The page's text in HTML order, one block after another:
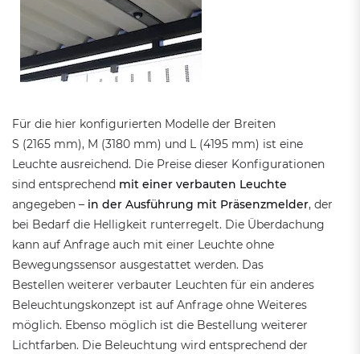
Für die hier konfigurierten Modelle der Breiten
S (2165 mm), M (3180 mm) und L (4195 mm) ist eine
Leuchte ausreichend. Die Preise dieser Konfigurationen
sind entsprechend mit einer verbauten Leuchte
angegeben – in der Ausführung mit Präsenzmelder, der
bei Bedarf die Helligkeit runterregelt. Die Überdachung
kann auf Anfrage auch mit einer Leuchte ohne
Bewegungssensor ausgestattet werden. Das
Bestellen weiterer verbauter Leuchten für ein anderes
Beleuchtungskonzept ist auf Anfrage ohne Weiteres
möglich. Ebenso möglich ist die Bestellung weiterer
Lichtfarben. Die Beleuchtung wird entsprechend der